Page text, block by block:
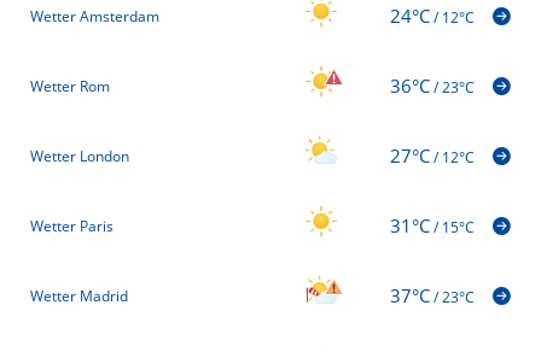
Wetter Amsterdam 24°C/12°C
Wetter Rom 36°C/23°C
Wetter London 27°C/12°C
Wetter Paris 31°C/15°C
Wetter Madrid 37°C/23°C